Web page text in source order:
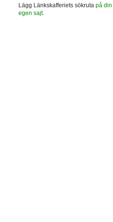
Lägg Länkskafferiets sökruta på din
egen sajt.